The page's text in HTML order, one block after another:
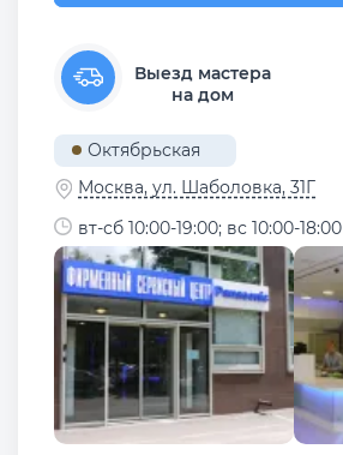
Выезд мастера
на дом
Октябрьская
Москва, ул. Шаболовка, 31Г
вт-сб 10:00-19:00; вс 10:00-18:00